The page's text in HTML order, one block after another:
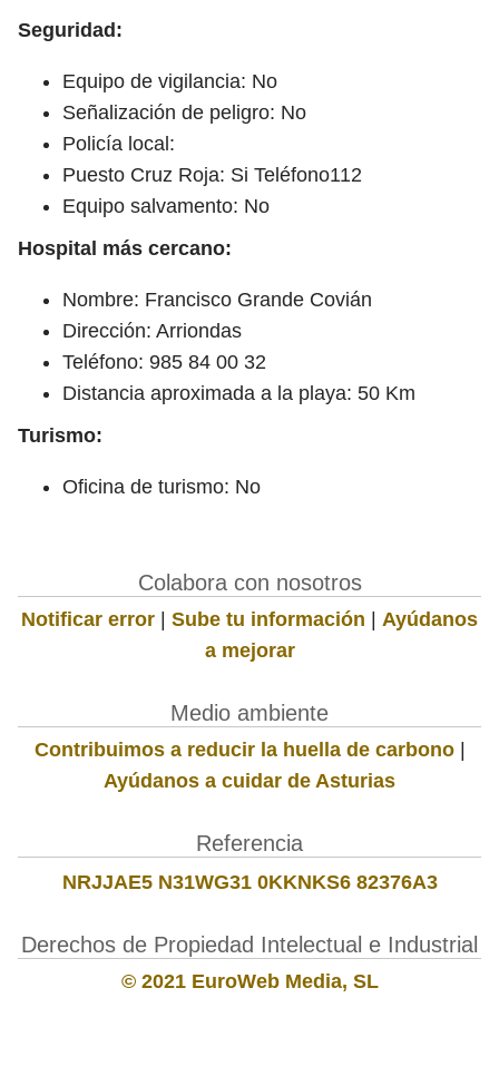
Seguridad:
Equipo de vigilancia: No
Señalización de peligro: No
Policía local:
Puesto Cruz Roja: Si Teléfono112
Equipo salvamento: No
Hospital más cercano:
Nombre: Francisco Grande Covián
Dirección: Arriondas
Teléfono: 985 84 00 32
Distancia aproximada a la playa: 50 Km
Turismo:
Oficina de turismo: No
Colabora con nosotros
Notificar error | Sube tu información | Ayúdanos
a mejorar
Medio ambiente
Contribuimos a reducir la huella de carbono|
Ayúdanos a cuidar de Asturias
Referencia
NRJJAE5 N31WG31 0KKNKS6 82376A3
Derechos de Propiedad Intelectual e Industrial
© 2021 EuroWeb Media, SL